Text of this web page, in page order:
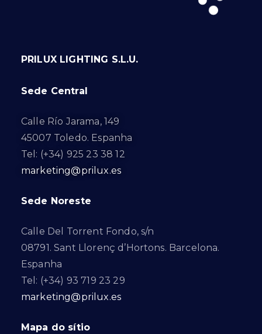
PRILUX LIGHTING S.L.U.
Sede Central
Calle Río Jarama, 149
45007 Toledo. Espanha
Tel: (+34) 925 23 38 12
marketing@prilux.es
Sede Noreste
Calle Del Torrent Fondo, s/n
08791. Sant Llorenç d’Hortons. Barcelona.
Espanha
Tel: (+34) 93 719 23 29
marketing@prilux.es
Mapa do sítio